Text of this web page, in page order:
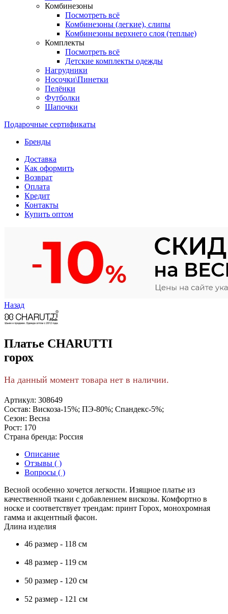
Комбинезоны
Посмотреть всё
Комбинезоны (легкие), слипы
Комбинезоны верхнего слоя (теплые)
Комплекты
Посмотреть всё
Детские комплекты одежды
Нагрудники
Носочки\Пинетки
Пелёнки
Футболки
Шапочки
Подарочные сертификаты
Бренды
Доставка
Как оформить
Возврат
Оплата
Кредит
Контакты
Купить оптом
Назад
Платье CHARUTTI
горох
На данный момент товара нет в наличии.
Артикул: 308649
Состав: Вискоза-15%; ПЭ-80%; Спандекс-5%;
Сезон: Весна
Рост: 170
Страна бренда: Россия
Описание
Отзывы ( )
Вопросы ( )
Весной особенно хочется легкости. Изящное платье из
качественной ткани с добавлением вискозы. Комфортно в
носке и соответствует трендам: принт Горох, монохромная
гамма и акцентный фасон.
Длина изделия
46 размер - 118 см
48 размер - 119 см
50 размер - 120 см
52 размер - 121 см